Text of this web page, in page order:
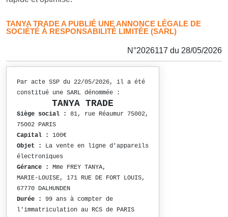
TANYA TRADE A PUBLIÉ UNE ANNONCE LÉGALE DE
SOCIÉTÉ À RESPONSABILITÉ LIMITÉE (SARL)
N°2026117 du 28/05/2026
Par acte SSP du 22/05/2026, il a été
constitué une SARL dénommée :
TANYA TRADE
Siège social :
81, rue Réaumur 75002,
75002 PARIS
Capital :
100€
Objet :
La vente en ligne d'appareils
électroniques
Gérance :
Mme FREY TANYA,
MARIE-LOUISE, 171 RUE DE FORT LOUIS,
67770 DALHUNDEN
Durée :
99 ans à compter de
l'immatriculation au RCS de PARIS